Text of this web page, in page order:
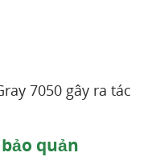
7050 gây ra tác
quản